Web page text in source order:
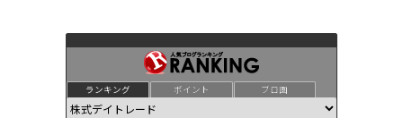
ランキング ポイント ブロ画